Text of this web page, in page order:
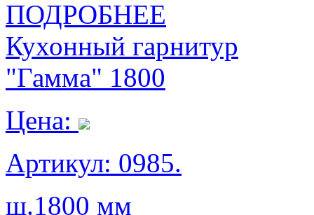
ПОДРОБНЕЕ
Кухонный гарнитур
"Гамма" 1800
Цена:
Артикул: 0985.
ш.1800 мм